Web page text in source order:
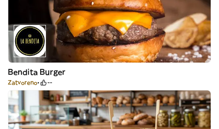
Bendita Burger
Zatvoreno --